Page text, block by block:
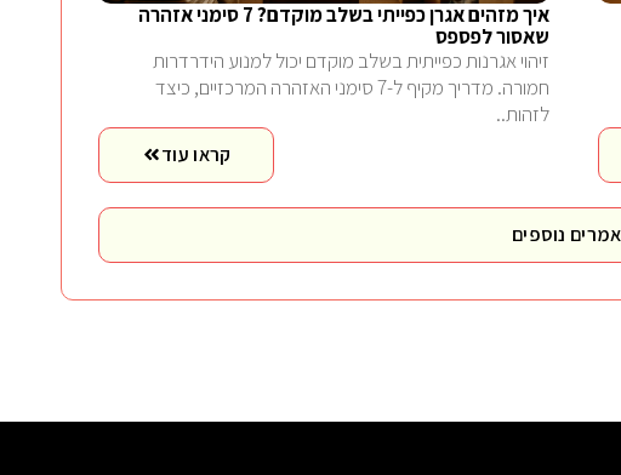
איך מזהים אגרן כפייתי בשלב מוקדם? 7 סימני אזהרה
שאסור לפספס
זיהוי אגרנות כפייתית בשלב מוקדם יכול למנוע הידרדרות
חמורה. מדריך מקיף ל-7 סימני האזהרה המרכזיים, כיצד
לזהות..
קראו עוד
נוספים